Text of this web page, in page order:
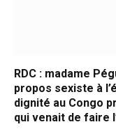
RDC : madame
propos sexiste à
dignité au Congo
qui venait de faire